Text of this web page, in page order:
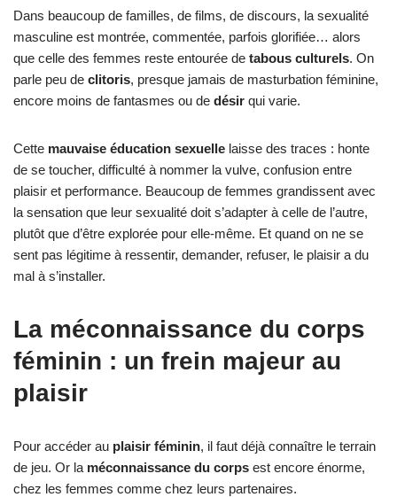
Dans beaucoup de familles, de films, de discours, la sexualité
masculine est montrée, commentée, parfois glorifiée… alors
que celle des femmes reste entourée de tabous culturels. On
parle peu de clitoris, presque jamais de masturbation féminine,
encore moins de fantasmes ou de désir qui varie.
Cette mauvaise éducation sexuelle laisse des traces : honte
de se toucher, difficulté à nommer la vulve, confusion entre
plaisir et performance. Beaucoup de femmes grandissent avec
la sensation que leur sexualité doit s’adapter à celle de l’autre,
plutôt que d’être explorée pour elle-même. Et quand on ne se
sent pas légitime à ressentir, demander, refuser, le plaisir a du
mal à s’installer.
La méconnaissance du corps
féminin : un frein majeur au
plaisir
Pour accéder au plaisir féminin, il faut déjà connaître le terrain
de jeu. Or la méconnaissance du corps est encore énorme,
chez les femmes comme chez leurs partenaires.